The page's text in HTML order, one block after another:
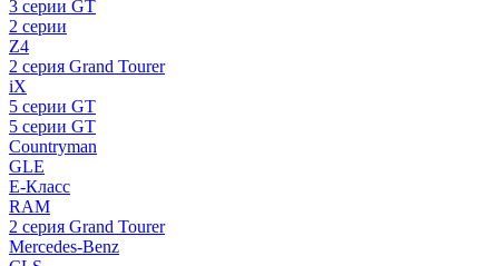
3 серии GT
2 серии
Z4
2 серия Grand Tourer
iX
5 серии GT
5 серии GT
Countryman
GLE
E-Класс
RAM
2 серия Grand Tourer
Mercedes-Benz